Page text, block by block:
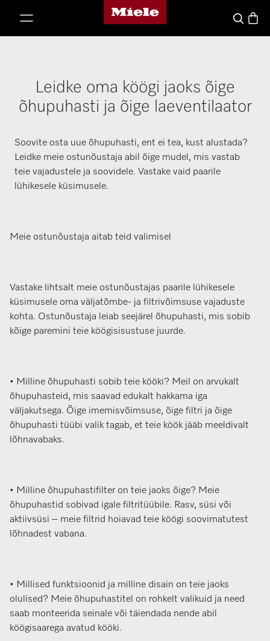
Miele avaleht
SearchBasket
Leidke oma köögi jaoks õige
õhupuhasti ja õige laeventilaator
Soovite osta uue õhupuhasti, ent ei tea, kust alustada?
Leidke meie ostunõustaja abil õige mudel, mis vastab
teie vajadustele ja soovidele. Vastake vaid paarile
lühikesele küsimusele.
Meie ostunõustaja aitab teid valimisel
Vastake lihtsalt meie ostunõustajas paarile lühikesele
küsimusele oma väljatõmbe- ja filtrivõimsuse vajaduste
kohta. Ostunõustaja leiab seejärel õhupuhasti, mis sobib
kõige paremini teie köögisisustuse juurde.
• Milline õhupuhasti sobib teie kööki? Meil on arvukalt
õhupuhasteid, mis saavad edukalt hakkama iga
väljakutsega. Õige imemisvõimsuse, õige filtri ja õige
õhupuhasti tüübi valik tagab, et teie köök jääb meeldivalt
lõhnavabaks.
• Milline õhupuhastifilter on teie jaoks õige? Meie
õhupuhastid sobivad igale filtritüübile. Rasv, süsi või
aktiivsüsi – meie filtrid hoiavad teie köögi soovimatutest
lõhnadest vabana.
• Millised funktsioonid ja milline disain on teie jaoks
olulised? Meie õhupuhastitel on rohkelt valikuid ja need
saab monteerida seinale või täiendada nende abil
köögisaarega avatud kööki.